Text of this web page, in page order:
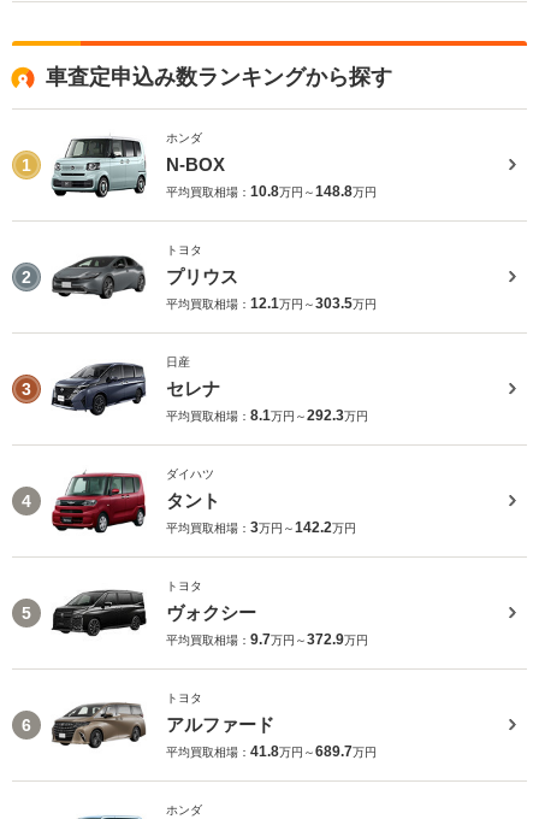
車査定申込み数ランキングから探す
1
ホンダ
N-BOX
平均買取相場： 10.8万円～148.8万円
2
トヨタ
プリウス
平均買取相場： 12.1万円～303.5万円
3
日産
セレナ
平均買取相場： 8.1万円～292.3万円
4
ダイハツ
タント
平均買取相場： 3万円～142.2万円
5
トヨタ
ヴォクシー
平均買取相場： 9.7万円～372.9万円
6
トヨタ
アルファード
平均買取相場： 41.8万円～689.7万円
ホンダ